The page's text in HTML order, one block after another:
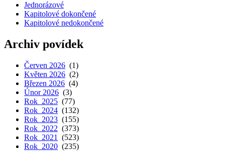
Jednorázové
Kapitolové dokončené
Kapitolové nedokončené
Archiv povídek
Červen 2026 (1)
Květen 2026 (2)
Březen 2026 (4)
Únor 2026 (3)
Rok 2025 (77)
Rok 2024 (132)
Rok 2023 (155)
Rok 2022 (373)
Rok 2021
(523)
Rok 2020 (235)